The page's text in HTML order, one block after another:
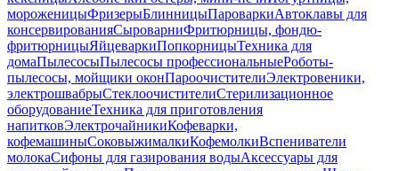
мороженицыФризерыБлинницыПароваркиАвтоклавы для
консервированияСыроварниФритюрницы, фондю-
фритюрницыЯйцеваркиПопкорницыТехника для
домаПылесосыПылесосы профессиональныеРоботы-
пылесосы, мойщики оконПароочистителиЭлектровеники,
электрошвабрыСтеклоочистителиСтерилизационное
оборудованиеТехника для приготовления
напитковЭлектрочайникиКофеварки,
кофемашиныСоковыжималкиКофемолкиВспениватели
молокаСифоны для газирования водыАксессуары для